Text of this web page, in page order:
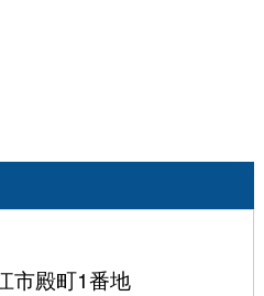
市殿町1番地